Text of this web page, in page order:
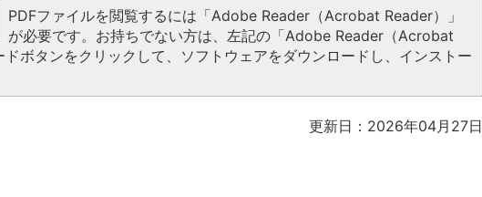
PDFファイルを閲覧するには「Adobe Reader（Acrobat Reader）」
が必要です。お持ちでない方は、左記の「Adobe Reader（Acrobat
ボタンをクリックして、ソフトウェアをダウンロードし、インストー
更新日：2026年04月27日